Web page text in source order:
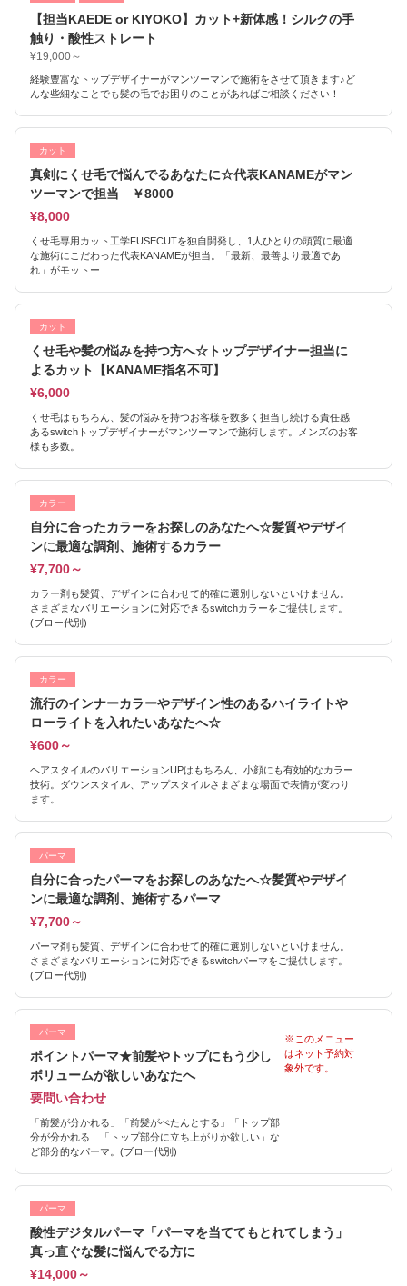
【担当KAEDE or KIYOKO】カット+新体感！シルクの手
触り・酸性ストレート
¥19,000～
経験豊富なトップデザイナーがマンツーマンで施術をさせて頂きます♪ど
んな些細なことでも髪の毛でお困りのことがあればご相談ください！
カット
真剣にくせ毛で悩んでるあなたに☆代表KANAMEがマン
ツーマンで担当 ￥8000
¥8,000
くせ毛専用カット工学FUSECUTを独自開発し、1人ひとりの頭質に最適
な施術にこだわった代表KANAMEが担当。「最新、最善より最適であ
れ」がモットー
カット
くせ毛や髪の悩みを持つ方へ☆トップデザイナー担当に
よるカット【KANAME指名不可】
¥6,000
くせ毛はもちろん、髪の悩みを持つお客様を数多く担当し続ける責任感
あるswitchトップデザイナーがマンツーマンで施術します。メンズのお客
様も多数。
カラー
自分に合ったカラーをお探しのあなたへ☆髪質やデザイ
ンに最適な調剤、施術するカラー
¥7,700～
カラー剤も髪質、デザインに合わせて的確に選別しないといけません。
さまざまなバリエーションに対応できるswitchカラーをご提供します。
(ブロー代別)
カラー
流行のインナーカラーやデザイン性のあるハイライトや
ローライトを入れたいあなたへ☆
¥600～
ヘアスタイルのバリエーションUPはもちろん、小顔にも有効的なカラー
技術。ダウンスタイル、アップスタイルさまざまな場面で表情が変わり
ます。
パーマ
自分に合ったパーマをお探しのあなたへ☆髪質やデザイ
ンに最適な調剤、施術するパーマ
¥7,700～
パーマ剤も髪質、デザインに合わせて的確に選別しないといけません。
さまざまなバリエーションに対応できるswitchパーマをご提供します。
(ブロー代別)
パーマ
ポイントパーマ★前髪やトップにもう少し
ボリュームが欲しいあなたへ
要問い合わせ
「前髪が分かれる」「前髪がぺたんとする」「トップ部
分が分かれる」「トップ部分に立ち上がりか欲しい」な
ど部分的なパーマ。(ブロー代別)
※このメニュー
はネット予約対
象外です。
パーマ
酸性デジタルパーマ「パーマを当ててもとれてしまう」
真っ直ぐな髪に悩んでる方に
¥14,000～